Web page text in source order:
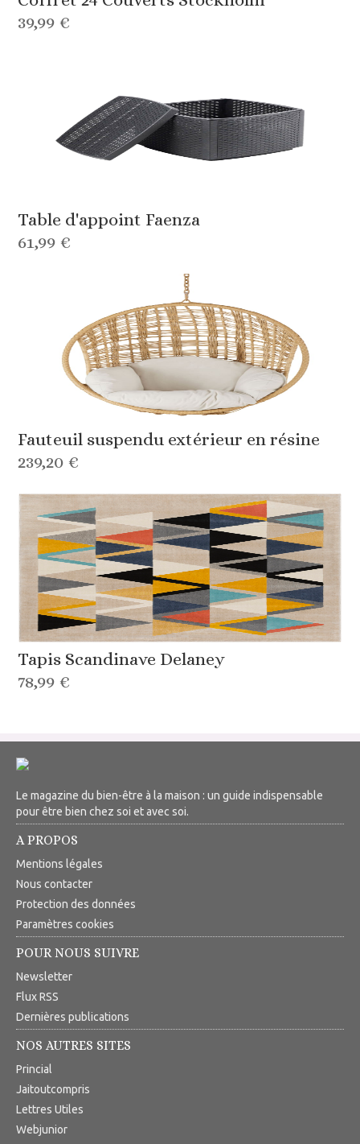
39,99 €
Table d'appoint Faenza
61,99 €
Fauteuil suspendu extérieur en résine
239,20 €
Tapis Scandinave Delaney
78,99 €
Le magazine du bien-être à la maison : un guide indispensable
pour être bien chez soi et avec soi.
A PROPOS
Mentions légales
Nous contacter
Protection des données
Paramètres cookies
POUR NOUS SUIVRE
Newsletter
Flux RSS
Dernières publications
NOS AUTRES SITES
Princial
Jaitoutcompris
Lettres Utiles
Webjunior